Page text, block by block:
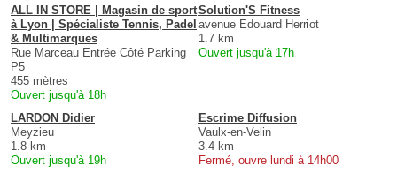
ALL IN STORE | Magasin de sport
à Lyon | Spécialiste Tennis, Padel
& Multimarques
Rue Marceau Entrée Côté Parking
P5
455 mètres
Ouvert jusqu'à 18h
Solution'S Fitness
avenue Edouard Herriot
1.7 km
Ouvert jusqu'à 17h
LARDON Didier
Meyzieu
1.8 km
Ouvert jusqu'à 19h
Escrime Diffusion
Vaulx-en-Velin
3.4 km
Fermé, ouvre lundi à 14h00